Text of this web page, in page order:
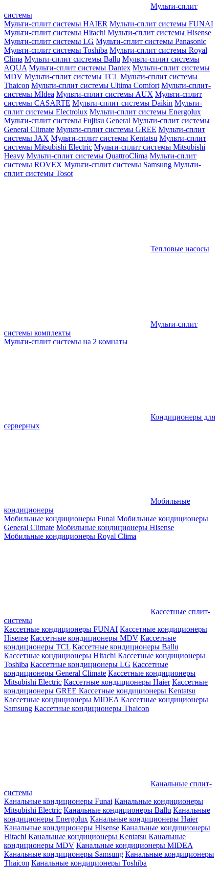
Мульти-сплит
системы
Мульти-сплит системы HAIER Мульти-сплит системы FUNAI
Мульти-сплит системы Hitachi Мульти-сплит системы Hisense
Мульти-сплит системы LG Мульти-сплит системы Panasonic
Мульти-сплит системы Toshiba Мульти-сплит системы Royal
Clima Мульти-сплит системы Ballu Мульти-сплит системы
AQUA Мульти-сплит системы Dantex Мульти-сплит системы
MDV Мульти-сплит системы TCL Мульти-сплит системы
Thaicon Мульти-сплит системы Ultima Comfort Мульти-сплит-
системы MIdea Мульти-сплит системы AUX Мульти-сплит
системы CASARTE Мульти-сплит системы Daikin Мульти-
сплит системы Electrolux Мульти-сплит системы Energolux
Мульти-сплит системы Fujitsu General Мульти-сплит системы
General Climate Мульти-сплит системы GREE Мульти-сплит
системы JAX Мульти-сплит системы Kentatsu Мульти-сплит
системы Mitsubishi Electric Мульти-сплит системы Mitsubishi
Heavy Мульти-сплит системы QuattroClima Мульти-сплит
системы ROVEX Мульти-сплит системы Samsung Мульти-
сплит системы Tosot
Тепловые насосы
Мульти-сплит
системы комплекты
Мульти-сплит системы на 2 комнаты
Кондиционеры для
серверных
Мобильные
кондиционеры
Мобильные кондиционеры Funai Мобильные кондиционеры
General Climate Мобильные кондиционеры Hisense
Мобильные кондиционеры Royal Clima
Кассетные сплит-
системы
Кассетные кондиционеры FUNAI Кассетные кондиционеры
Hisense Кассетные кондиционеры MDV Кассетные
кондиционеры TCL Кассетные кондиционеры Ballu
Кассетные кондиционеры Hitachi Кассетные кондиционеры
Toshiba Кассетные кондиционеры LG Кассетные
кондиционеры General Climate Кассетные кондиционеры
Mitsubishi Electric Кассетные кондиционеры Haier Кассетные
кондиционеры GREE Кассетные кондиционеры Kentatsu
Кассетные кондиционеры MIDEA Кассетные кондиционеры
Samsung Кассетные кондиционеры Thaicon
Канальные сплит-
системы
Канальные кондиционеры Funai Канальные кондиционеры
Mitsubishi Electric Канальные кондиционеры Ballu Канальные
кондиционеры Energolux Канальные кондиционеры Haier
Канальные кондиционеры Hisense Канальные кондиционеры
Hitachi Канальные кондиционеры Kentatsu Канальные
кондиционеры MDV Канальные кондиционеры MIDEA
Канальные кондиционеры Samsung Канальные кондиционеры
Thaicon Канальные кондиционеры Toshiba